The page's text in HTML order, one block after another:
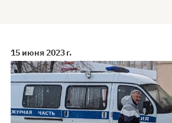
15 июня 2023 г.